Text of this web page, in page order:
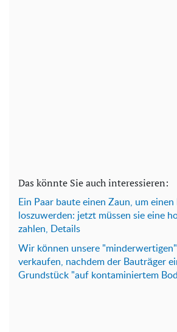
Das könnte Sie auch interessieren:
Ein Paar baute einen Zaun, um
loszuwerden: jetzt müssen sie eine
zahlen, Details
Wir können unsere
verkaufen, nachdem der Bauträger
Grundstück "auf kontaminiertem